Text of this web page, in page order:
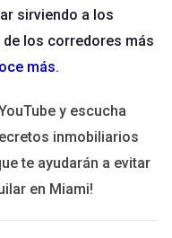
de un mentor en su
su mentor no solo le
sus habilidades
Ana aprendió a
claras. Después de
una promoción
a explorar
sirviendo a los
de los corredores más
más.
y escucha
inmobiliarios
te ayudarán a evitar
en Miami!